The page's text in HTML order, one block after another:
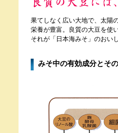
果てしなく広い大地で、太陽
栄養が豊富。良質の大豆を使
それが「日本海みそ」のおい
みそ中の有効成分とそ